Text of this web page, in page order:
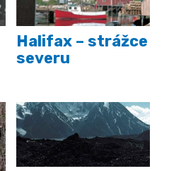
Halifax – strážce
severu